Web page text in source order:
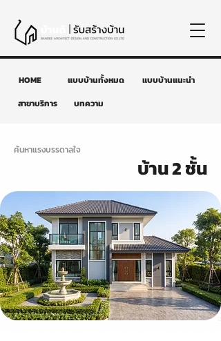
HOME แบบบ้านทั้งหมด
แบบบ้านแนะนำ
สาขาบริการ
บทความ
ค้นหาแรงบรรดาลใจ
บ้าน 2 ชั้น